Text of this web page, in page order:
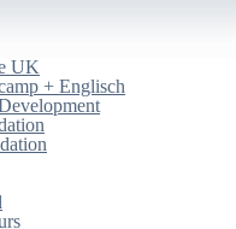
UK
+ Englisch